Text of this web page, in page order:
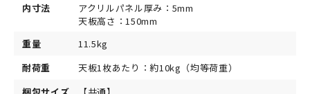
内寸法
アクリルパネル厚み：5mm
天板高さ：150mm
重量
11.5kg
耐荷重
天板1枚あたり：約10kg（均等荷重）
梱包サイズ
【共通】